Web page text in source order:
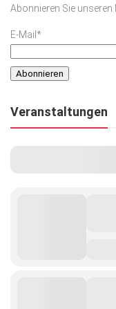
Lifestyle
Ausflug & Reise
SACHSEN IN PARIS
Abonnieren Sie unseren
E-Mail*
Veranstaltungen